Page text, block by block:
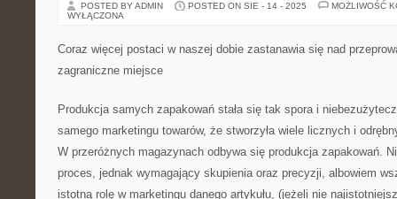
POSTED BY ADMIN POSTED ON SIE - 14 - 2025
MOŻLIWOŚĆ
WYŁĄCZONA
Coraz więcej postaci w naszej dobie zastanawia się nad
zagraniczne miejsce
Produkcja samych zapakowań stała się tak spora i
samego marketingu towarów, że stworzyła wiele licznych i
W przeróżnych magazynach odbywa się produkcja zapakowań.
proces, jednak wymagający skupienia oraz precyzji, albowiem
istotną rolę w marketingu danego artykułu, (jeżeli nie